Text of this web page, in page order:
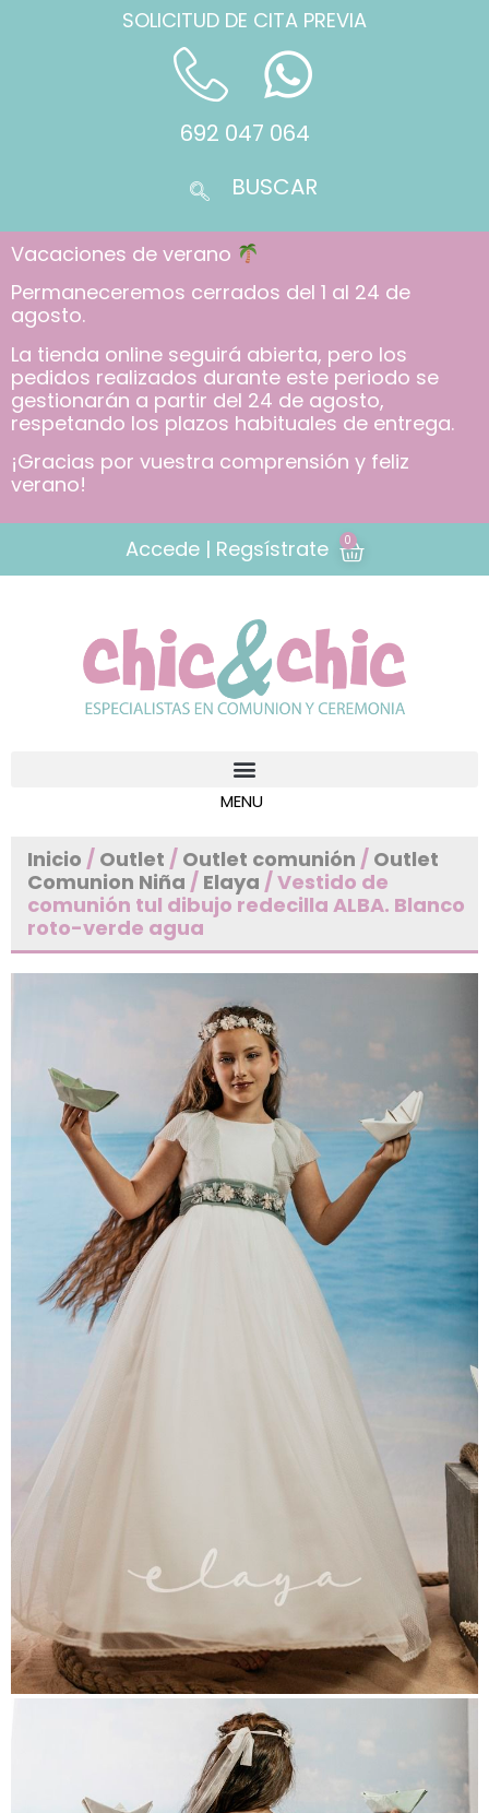
SOLICITUD DE CITA PREVIA
692 047 064
Vacaciones de verano
Permaneceremos cerrados del 1 al 24 de
agosto.
La tienda online seguirá abierta, pero los
pedidos realizados durante este periodo se
gestionarán a partir del 24 de agosto,
respetando los plazos habituales de entrega.
¡Gracias por vuestra comprensión y feliz
verano!
Accede | Regsístrate 0
Inicio / Outlet / Outlet comunión / Outlet
Comunion Niña / Elaya / Vestido de
comunión tul dibujo redecilla ALBA. Blanco
roto-verde agua